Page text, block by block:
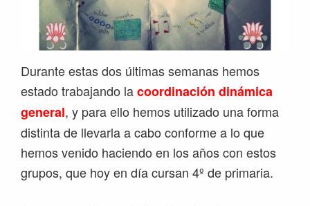
Durante estas dos últimas semanas hemos
estado trabajando lacoordinación dinámica
general, y para ello hemos utilizado una forma
distinta de llevarla a cabo conforme a lo que
hemos venido haciendo en los años con estos
grupos, que hoy en día cursan 4º de primaria.